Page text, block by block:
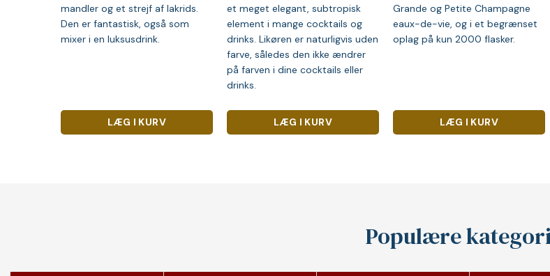
mandler og et strejf af lakrids.
Den er fantastisk, også som
mixer i en luksusdrink.
LÆG I KURV
et meget elegant, subtropisk
element i mange cocktails og
drinks. Likøren er naturligvis uden
farve, således den ikke ændrer
på farven i dine cocktails eller
drinks.
LÆG I KURV
Grande og Petite Champagne
eaux-de-vie, og i et begrænset
oplag på kun 2000 flasker.
LÆG I KURV
Populære